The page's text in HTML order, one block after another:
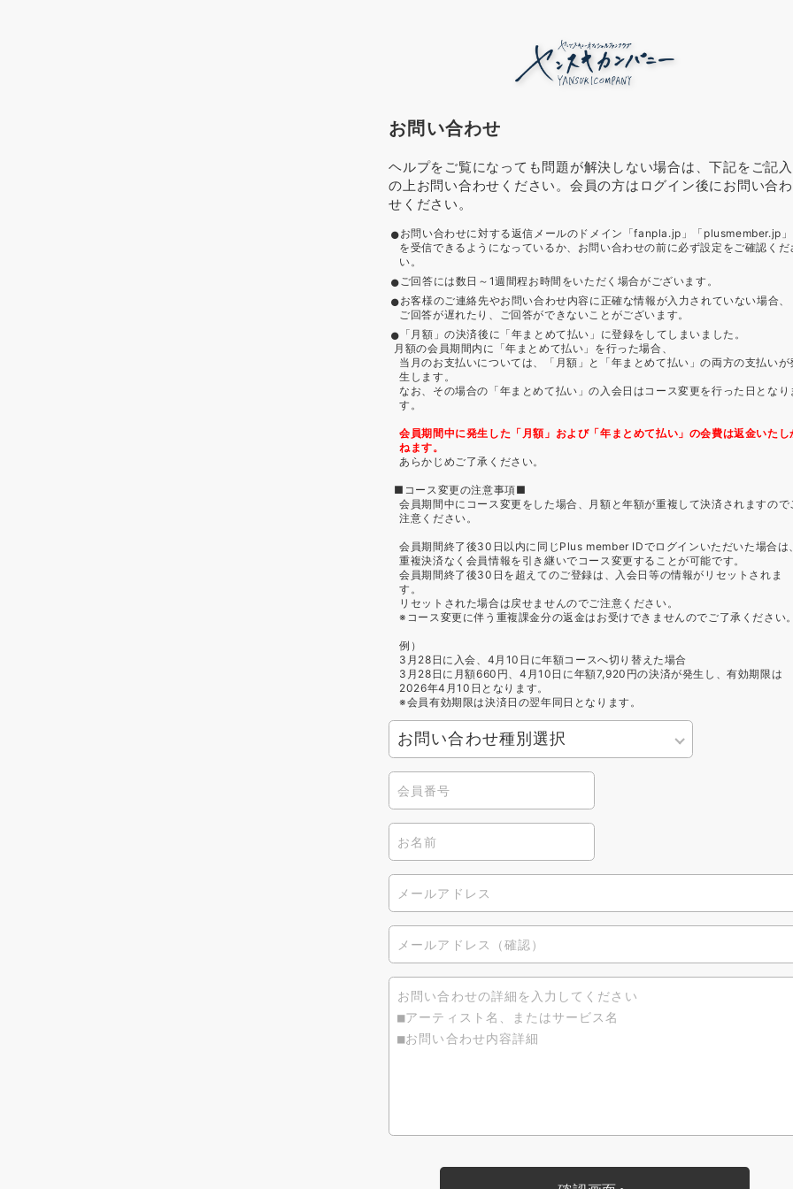
お問い合わせ
ヘルプをご覧になっても問題が解決しない場合は、下記をご記入
の上お問い合わせください。会員の方はログイン後にお問い合わ
せください。
お問い合わせに対する返信メールのドメイン「fanpla.jp」「plusmember.jp」
を受信できるようになっているか、お問い合わせの前に必ず設定をご確認くだ
い。
ご回答には数日～1週間程お時間をいただく場合がございます。
お客様のご連絡先やお問い合わせ内容に正確な情報が入力されていない場合、
ご回答が遅れたり、ご回答ができないことがございます。
「月額」の決済後に「年まとめて払い」に登録をしてしまいました。
月額の会員期間内に「年まとめて払い」を行った場合、
当月のお支払いについては、「月額」と「年まとめて払い」の両方の支払いが
生します。
なお、その場合の「年まとめて払い」の入会日はコース変更を行った日となり
す。
会員期間中に発生した「月額」および「年まとめて払い」の会費は返金いたし
ねます。
あらかじめご了承ください。
■コース変更の注意事項■
会員期間中にコース変更をした場合、月額と年額が重複して決済されますので
注意ください。
会員期間終了後30日以内に同じPlus member IDでログインいただいた場合は、
重複決済なく会員情報を引き継いでコース変更することが可能です。
会員期間終了後30日を超えてのご登録は、入会日等の情報がリセットされま
す。
リセットされた場合は戻せませんのでご注意ください。
※コース変更に伴う重複課金分の返金はお受けできませんのでご了承ください。
例）
3月28日に入会、4月10日に年額コースへ切り替えた場合
3月28日に月額660円、4月10日に年額7,920円の決済が発生し、有効期限は
2026年4月10日となります。
※会員有効期限は決済日の翌年同日となります。